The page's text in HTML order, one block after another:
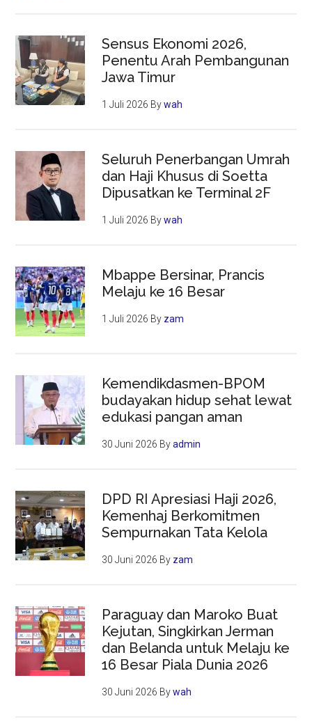
Sensus Ekonomi 2026,
Penentu Arah Pembangunan
Jawa Timur
1 Juli 2026 Bywah
Seluruh Penerbangan Umrah
dan Haji Khusus di Soetta
Dipusatkan ke Terminal 2F
1 Juli 2026 Bywah
Mbappe Bersinar, Prancis
Melaju ke 16 Besar
1 Juli 2026 By zam
Kemendikdasmen-BPOM
budayakan hidup sehat lewat
edukasi pangan aman
30 Juni 2026 Byadmin
DPD RI Apresiasi Haji 2026,
Kemenhaj Berkomitmen
Sempurnakan Tata Kelola
30 Juni 2026 By zam
Paraguay dan Maroko Buat
Kejutan, Singkirkan Jerman
dan Belanda untuk Melaju ke
16 Besar Piala Dunia 2026
30 Juni 2026 Bywah